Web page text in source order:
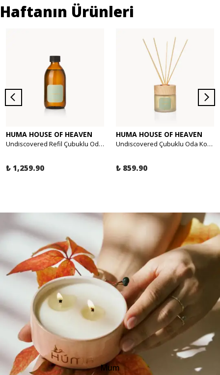
Haftanın Ürünleri
HUMA HOUSE OF HEAVEN
Undiscovered Refil Çubuklu Oda Kokusu - Egzotik Orman, Odunsu 250ml
₺ 1,259.90
HUMA HOUSE OF HEAVEN
Undiscovered Çubuklu Oda Kokusu - Egzotik Orman, Odunsu 120ml
₺ 859.90
Mum